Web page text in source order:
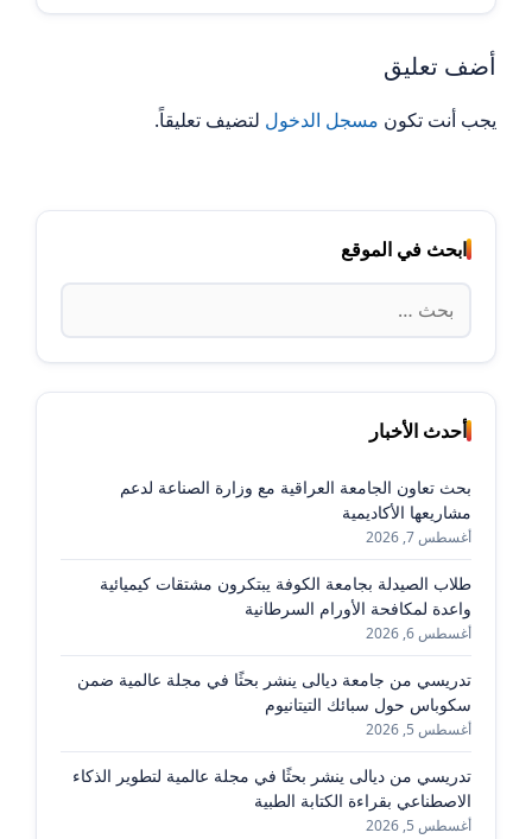
أضف تعليق
يجب أنت تكون مسجل الدخول لتضيف تعليقاً.
ابحث في الموقع
البحث
عن:
أحدث الأخبار
بحث تعاون الجامعة العراقية مع وزارة الصناعة لدعم
مشاريعها الأكاديمية
أغسطس 7, 2026
طلاب الصيدلة بجامعة الكوفة يبتكرون مشتقات كيميائية
واعدة لمكافحة الأورام السرطانية
أغسطس 6, 2026
تدريسي من جامعة ديالى ينشر بحثًا في مجلة عالمية ضمن
سكوباس حول سبائك التيتانيوم
أغسطس 5, 2026
تدريسي من ديالى ينشر بحثًا في مجلة عالمية لتطوير الذكاء
الاصطناعي بقراءة الكتابة الطبية
أغسطس 5, 2026